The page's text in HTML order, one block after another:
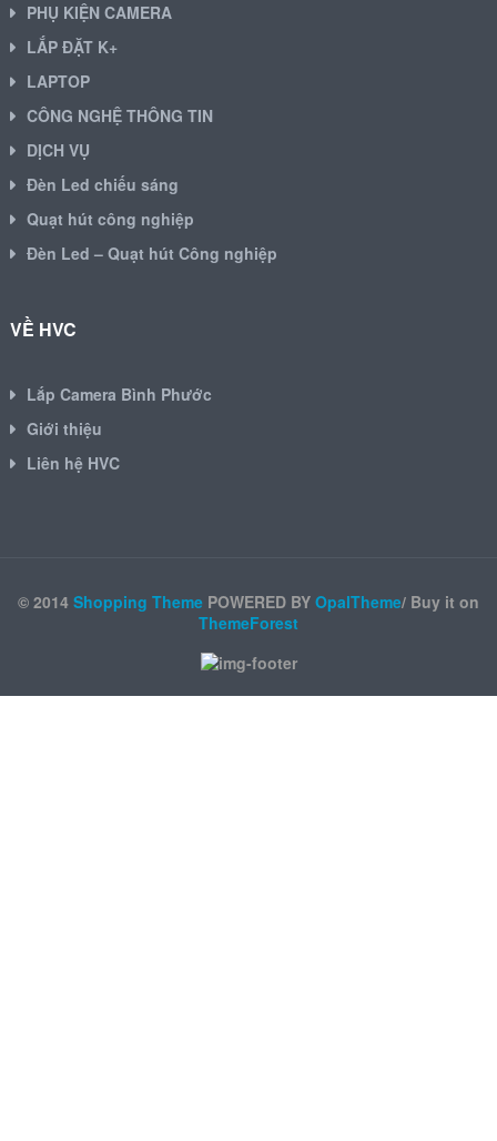
PHỤ KIỆN CAMERA
LẮP ĐẶT K+
LAPTOP
CÔNG NGHỆ THÔNG TIN
DỊCH VỤ
Đèn Led chiếu sáng
Quạt hút công nghiệp
Đèn Led – Quạt hút Công nghiệp
VỀ HVC
Lắp Camera Bình Phước
Giới thiệu
Liên hệ HVC
© 2014 Shopping Theme POWERED BY OpalTheme/ Buy it on
ThemeForest